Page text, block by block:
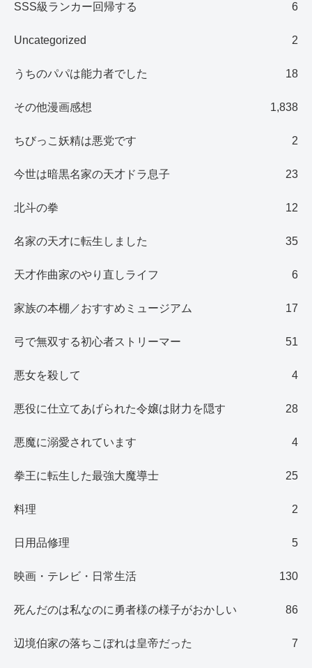
SSS級ランカー回帰する 6
Uncategorized 2
うちのパパは能力者でした 18
その他漫画感想 1,838
ちびっこ妖精は悪党です 2
今世は暗黒名家の天才ドラ息子 23
北斗の拳 12
名家の天才に転生しました 35
天才作曲家のやり直しライフ 6
家族の本棚／おすすめミュージアム 17
弓で無双する初心者ストリーマー 51
悪女を殺して 4
悪役に仕立てあげられた令嬢は財力を隠す 28
悪魔に溺愛されています 4
拳王に転生した最強大魔導士 25
料理 2
日用品修理 5
映画・テレビ・日常生活 130
死んだのは私なのに勇者様の様子がおかしい 86
辺境伯家の落ちこぼれは皇帝だった 7